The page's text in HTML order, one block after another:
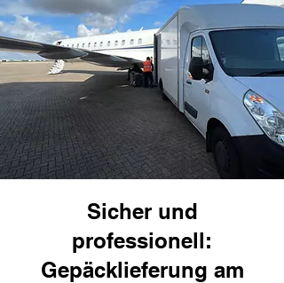
Sicher und
professionell:
Gepäcklieferung am